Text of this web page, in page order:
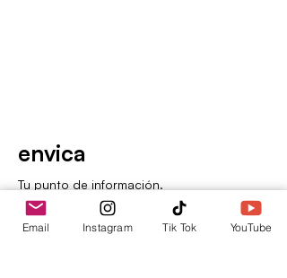
envica
Tu punto de información.
Email Instagram Tik Tok YouTube